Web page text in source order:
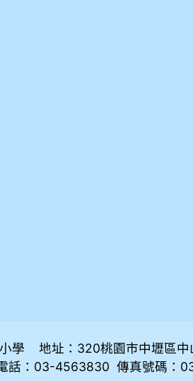
學 地址：320桃園市中壢區中
話：03-4563830 傳真號碼：